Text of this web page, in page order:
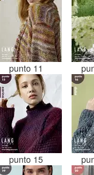
punto 11
punto 15